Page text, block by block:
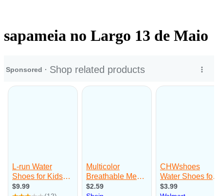
sapameia no Largo 13 de Maio